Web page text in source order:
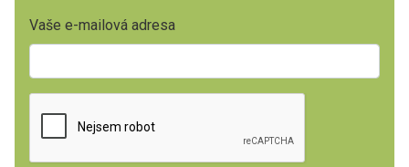
Vaše e-mailová adresa